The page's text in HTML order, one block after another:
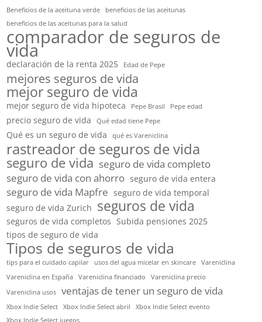
Beneficios de la aceituna verde
beneficios de las aceitunas
beneficios de las aceitunas para la salud
comparador de seguros de
vida
declaración de la renta 2025 Edad de Pepe
mejores seguros de vida
mejor seguro de vida
mejor seguro de vida hipoteca Pepe Brasil Pepe edad
precio seguro de vida Qué edad tiene Pepe
Qué es un seguro de vida qué es Vareniclina
rastreador de seguros de vida
seguro de vida seguro de vida completo
seguro de vida con ahorro seguro de vida entera
seguro de vida Mapfre seguro de vida temporal
seguro de vida Zurich seguros de vida
seguros de vida completos Subida pensiones 2025
tipos de seguro de vida
Tipos de seguros de vida
tips para el cuidado capilar usos del agua micelar en skincare
Vareniclina
Vareniclina en España
Vareniclina financiado
Vareniclina precio
Vareniclina usos
ventajas de tener un seguro de vida
Xbox Indie Select Xbox Indie Select abril
Xbox Indie Select evento
Xbox Indie Select juegos